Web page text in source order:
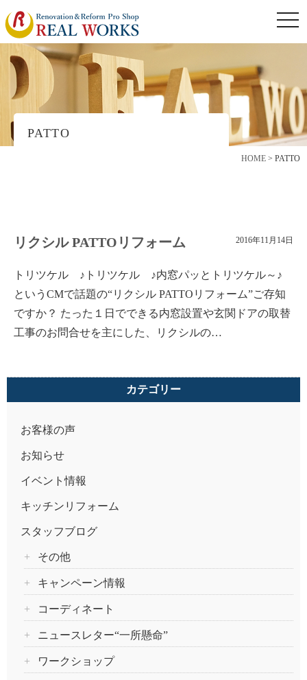
PATTO
HOME > PATTO
リクシル PATTOリフォーム 2016年11月14日
トリツケル ♪トリツケル ♪内窓パッとトリツケル～♪
というCMで話題の“リクシル PATTOリフォーム”ご存知
ですか？ たった１日でできる内窓設置や玄関ドアの取替
工事のお問合せを主にした、リクシルの…
カテゴリー
お客様の声
お知らせ
イベント情報
キッチンリフォーム
スタッフブログ
その他
キャンペーン情報
コーディネート
ニュースレター“一所懸命”
ワークショップ